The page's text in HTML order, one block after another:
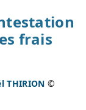
frais
THIRION ©